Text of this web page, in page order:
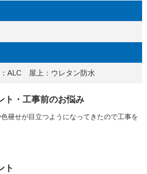
ALC 屋上：ウレタン防水
ト・工事前のお悩み
褪せが目立つようになってきたので工事を
ト